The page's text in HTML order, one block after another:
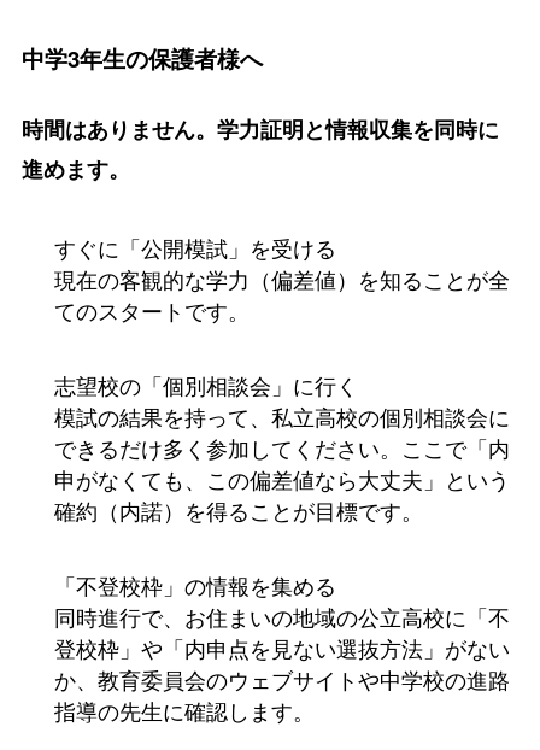
中学3年生の保護者様へ
時間はありません。学力証明と情報収集を同時に
進めます。
すぐに「公開模試」を受ける
現在の客観的な学力（偏差値）を知ることが全
てのスタートです。
志望校の「個別相談会」に行く
模試の結果を持って、私立高校の個別相談会に
できるだけ多く参加してください。ここで「内
申がなくても、この偏差値なら大丈夫」という
確約（内諾）を得ることが目標です。
「不登校枠」の情報を集める
同時進行で、お住まいの地域の公立高校に「不
登校枠」や「内申点を見ない選抜方法」がない
か、教育委員会のウェブサイトや中学校の進路
指導の先生に確認します。